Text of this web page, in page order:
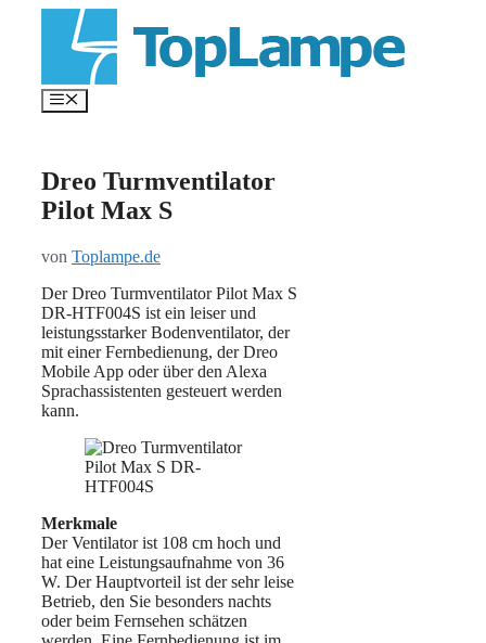
Menü
Dreo Turmventilator
Pilot Max S
von Toplampe.de
Der Dreo Turmventilator Pilot Max S
DR-HTF004S ist ein leiser und
leistungsstarker Bodenventilator, der
mit einer Fernbedienung, der Dreo
Mobile App oder über den Alexa
Sprachassistenten gesteuert werden
kann.
Merkmale
Der Ventilator ist 108 cm hoch und
hat eine Leistungsaufnahme von 36
W. Der Hauptvorteil ist der sehr leise
Betrieb, den Sie besonders nachts
oder beim Fernsehen schätzen